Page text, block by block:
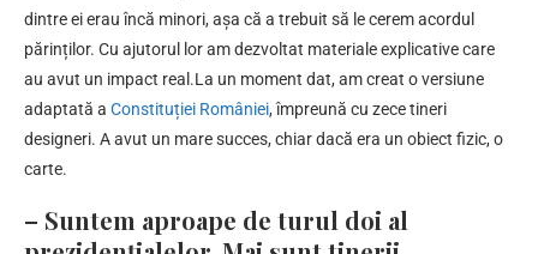
dintre ei erau încă minori, așa că a trebuit să le cerem acordul
părinților. Cu ajutorul lor am dezvoltat materiale explicative care
au avut un impact real.La un moment dat, am creat o versiune
adaptată a Constituției României, împreună cu zece tineri
designeri. A avut un mare succes, chiar dacă era un obiect fizic, o
carte.
– Suntem aproape de turul doi al